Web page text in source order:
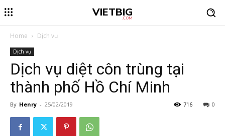
VIETBIG
.COM
Home Dịch vụ
Dịch vụ
Dịch vụ diệt côn trùng tại
thành phố Hồ Chí Minh
By Henry - 25/02/2019 0
716